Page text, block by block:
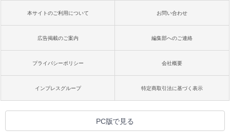
本サイトのご利用について お問い合わせ
広告掲載のご案内 編集部へのご連絡
プライバシーポリシー 会社概要
インプレスグループ 特定商取引法に基づく表示
PC版で見る